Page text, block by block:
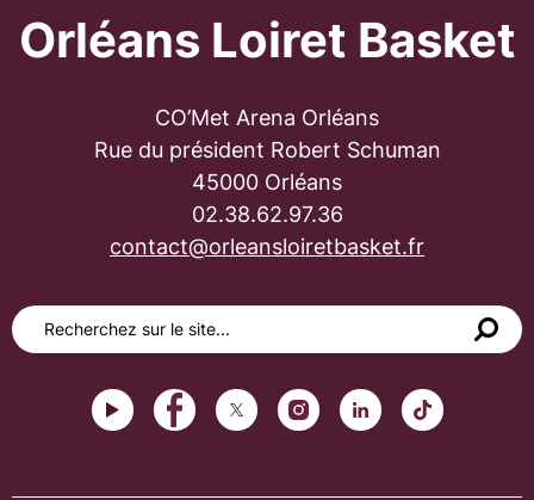
Orléans Loiret Basket
CO’Met Arena Orléans
Rue du président Robert Schuman
45000 Orléans
02.38.62.97.36
contact@orleansloiretbasket.fr